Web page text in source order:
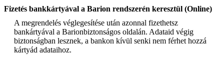
Fizetés bankkártyával a Barion rendszerén keresztül (Online)
A megrendelés véglegesítése után azonnal fizethetsz
bankártyával a Barionbiztonságos oldalán. Adataid végig
biztonságban lesznek, a bankon kívül senki nem férhet hozzá
kártyád adataihoz.